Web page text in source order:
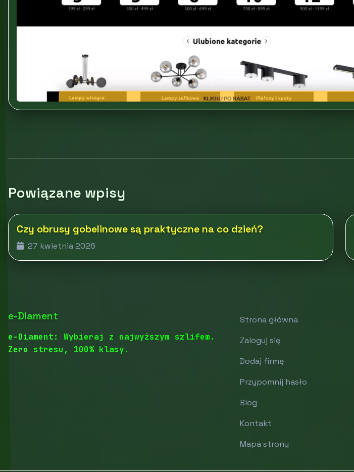
Powiązane wpisy
Czy obrusy gobelinowe są praktyczne na co dzień?
27 kwietnia 2026
e-Diament
e-Diament: Wybieraj z najwyższym szlifem.
Zero stresu, 100% klasy.
Strona główna
Zaloguj się
Dodaj firmę
Przypomnij hasło
Blog
Kontakt
Mapa strony